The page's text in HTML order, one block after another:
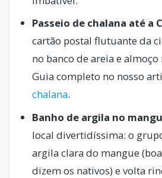
Passeio de chalana até a
cartão postal flutuante da
no banco de areia e almoço
Guia completo no nosso
chalana.
Banho de argila no
local divertidíssima: o
argila clara do mangue
dizem os nativos) e volta